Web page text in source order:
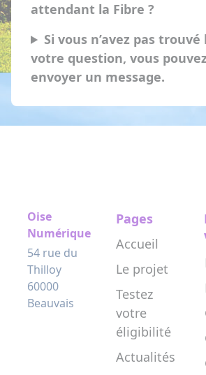
attendant la Fibre ?
Si vous n’avez pas
votre question, vous
envoyer un message.
Oise
Numérique
54 rue du
Thilloy
60000
Beauvais
Pages
Accueil
Le projet
Testez
votre
éligibilité
Actualités